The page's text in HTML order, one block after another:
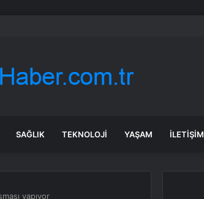
deste deste para buldu
SAĞLIK TEKNOLOJI YAŞAM İLETIŞIM
yapıyor